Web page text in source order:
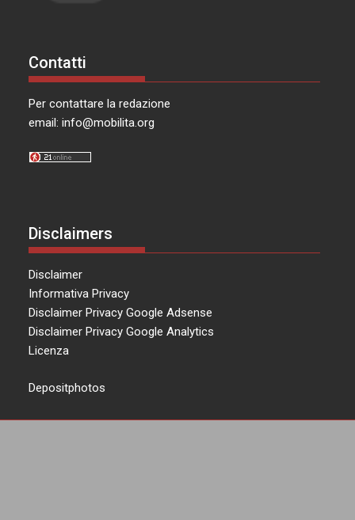
Contatti
Per contattare la redazione
email:info@mobilita.org
Disclaimers
Disclaimer
Informativa Privacy
Disclaimer Privacy Google Adsense
Disclaimer Privacy Google Analytics
Licenza
Depositphotos